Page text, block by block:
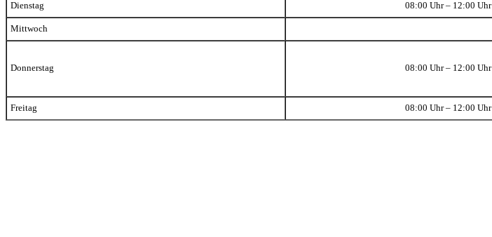
Dienstag 08:00 Uhr – 12:00 Uhr
Mittwoch
Donnerstag 08:00 Uhr – 12:00 Uhr
Freitag 08:00 Uhr – 12:00 Uhr